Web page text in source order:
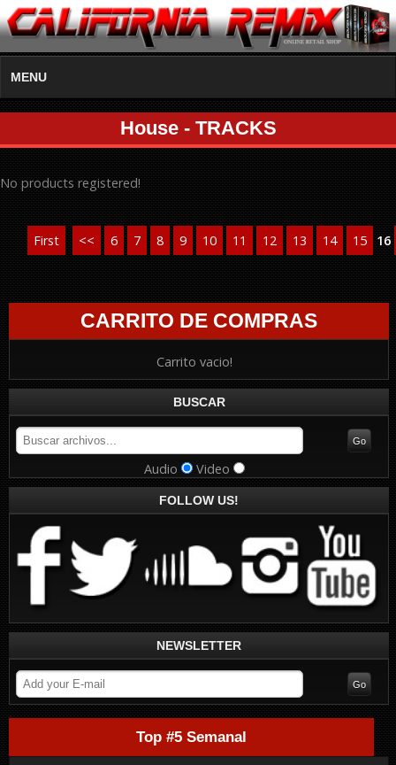
MENU
House - TRACKS
No products registered!
First << 6 7 8 9 10 11 12 13 14 15 16
CARRITO DE COMPRAS
Carrito vacio!
BUSCAR
Audio Video
FOLLOW US!
NEWSLETTER
Top #5 Semanal